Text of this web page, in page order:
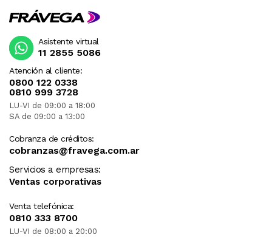
Atención al cliente:
0800 122 0338
0810 999 3728
LU-VI de 09:00 a 18:00
SA de 09:00 a 13:00
Cobranza de créditos:
cobranzas@fravega.com.ar
Servicios a empresas:
Ventas corporativas
Venta telefónica:
0810 333 8700
LU-VI de 08:00 a 20:00
Asistente virtual
11 2855 5086